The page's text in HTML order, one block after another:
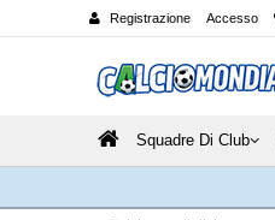
Registrazione Accesso
Squadre Di Club